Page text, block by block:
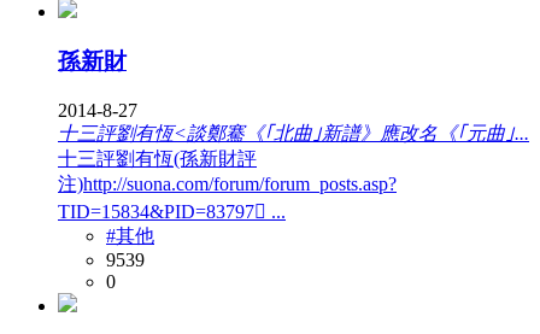
孫新財
2014-8-27
十三評劉有恆<談鄭騫《｢北曲｣新譜》應改名《｢元曲｣...
十三評劉有恆(孫新財評
注)http://suona.com/forum/forum_posts.asp?
TID=15834&PID=83797𔝕 ...
#其他
9539
0